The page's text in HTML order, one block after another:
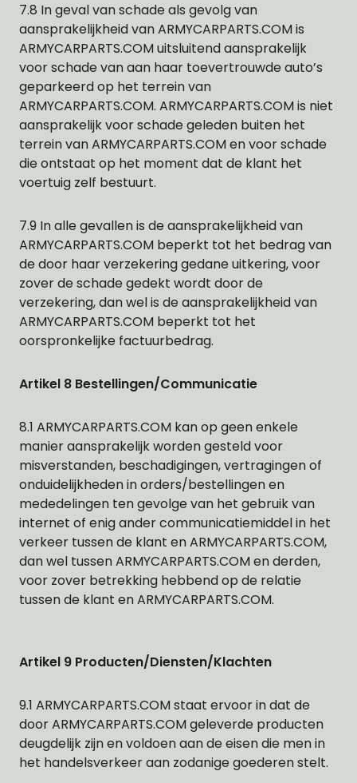
7.8 In geval van schade als gevolg van
aansprakelijkheid van ARMYCARPARTS.COM is
ARMYCARPARTS.COM uitsluitend aansprakelijk
voor schade van aan haar toevertrouwde auto’s
geparkeerd op het terrein van
ARMYCARPARTS.COM. ARMYCARPARTS.COM is niet
aansprakelijk voor schade geleden buiten het
terrein van ARMYCARPARTS.COM en voor schade
die ontstaat op het moment dat de klant het
voertuig zelf bestuurt.
7.9 In alle gevallen is de aansprakelijkheid van
ARMYCARPARTS.COM beperkt tot het bedrag van
de door haar verzekering gedane uitkering, voor
zover de schade gedekt wordt door de
verzekering, dan wel is de aansprakelijkheid van
ARMYCARPARTS.COM beperkt tot het
oorspronkelijke factuurbedrag.
Artikel 8 Bestellingen/Communicatie
8.1 ARMYCARPARTS.COM kan op geen enkele
manier aansprakelijk worden gesteld voor
misverstanden, beschadigingen, vertragingen of
onduidelijkheden in orders/bestellingen en
mededelingen ten gevolge van het gebruik van
internet of enig ander communicatiemiddel in het
verkeer tussen de klant en ARMYCARPARTS.COM,
dan wel tussen ARMYCARPARTS.COM en derden,
voor zover betrekking hebbend op de relatie
tussen de klant en ARMYCARPARTS.COM.
Artikel 9 Producten/Diensten/Klachten
9.1 ARMYCARPARTS.COM staat ervoor in dat de
door ARMYCARPARTS.COM geleverde producten
deugdelijk zijn en voldoen aan de eisen die men in
het handelsverkeer aan zodanige goederen stelt.